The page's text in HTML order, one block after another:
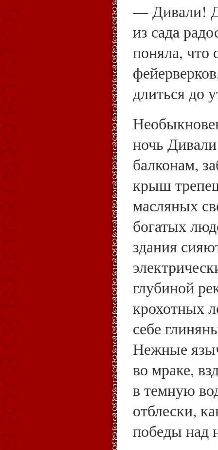
— Дивали!
из сада
поняла, что
длиться до
ночь
балконам,
крыш
масляных
богатых
здания
глубиной
крохотных
себе
Нежные
во мраке,
в темную
отблески,
победы над